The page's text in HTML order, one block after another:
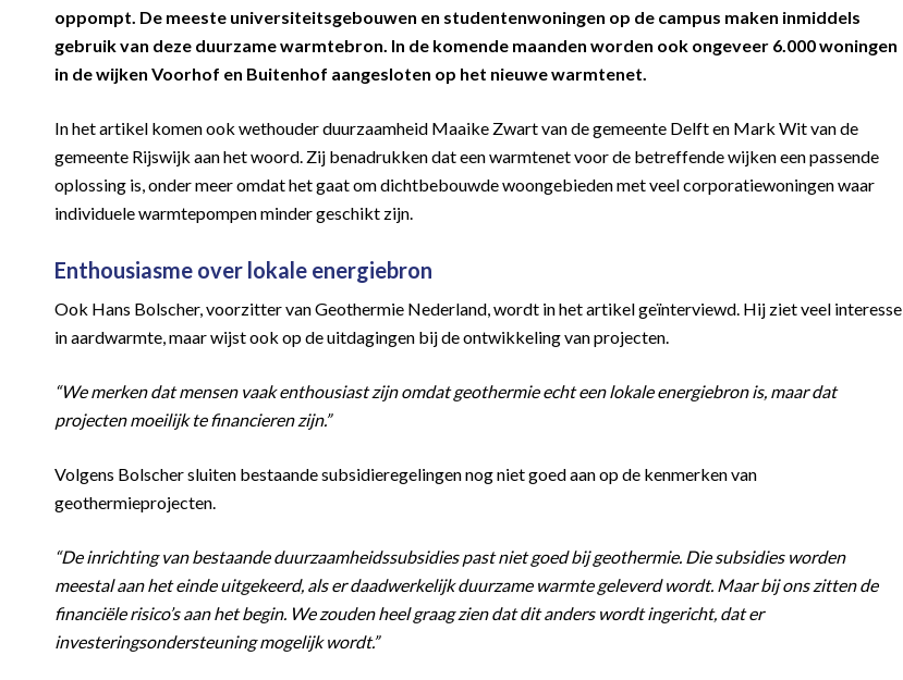
oppompt. De meeste universiteitsgebouwen en studentenwoningen op de campus maken inmiddels
gebruik van deze duurzame warmtebron. In de komende maanden worden ook ongeveer 6.000 woningen
in de wijken Voorhof en Buitenhof aangesloten op het nieuwe warmtenet.
In het artikel komen ook wethouder duurzaamheid Maaike Zwart van de gemeente Delft en Mark Wit van de
gemeente Rijswijk aan het woord. Zij benadrukken dat een warmtenet voor de betreffende wijken een passende
oplossing is, onder meer omdat het gaat om dichtbebouwde woongebieden met veel corporatiewoningen waar
individuele warmtepompen minder geschikt zijn.
Enthousiasme over lokale energiebron
Ook Hans Bolscher, voorzitter van Geothermie Nederland, wordt in het artikel geïnterviewd. Hij ziet veel interesse
in aardwarmte, maar wijst ook op de uitdagingen bij de ontwikkeling van projecten.
“We merken dat mensen vaak enthousiast zijn omdat geothermie echt een lokale energiebron is, maar dat
projecten moeilijk te financieren zijn.”
Volgens Bolscher sluiten bestaande subsidieregelingen nog niet goed aan op de kenmerken van
geothermieprojecten.
“De inrichting van bestaande duurzaamheidssubsidies past niet goed bij geothermie. Die subsidies worden
meestal aan het einde uitgekeerd, als er daadwerkelijk duurzame warmte geleverd wordt. Maar bij ons zitten de
financiële risico’s aan het begin. We zouden heel graag zien dat dit anders wordt ingericht, dat er
investeringsondersteuning mogelijk wordt.”